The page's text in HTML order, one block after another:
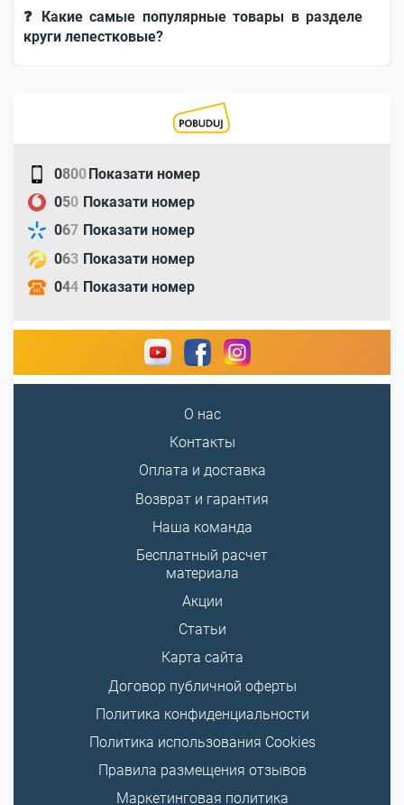
❓ Какие самые популярные товары в разделе
круги лепестковые?
0800Показати номер
050 Показати номер
067 Показати номер
063 Показати номер
044 Показати номер
О нас
Контакты
Оплата и доставка
Возврат и гарантия
Наша команда
Бесплатный расчет
материала
Акции
Статьи
Карта сайта
Договор публичной оферты
Политика конфиденциальности
Политика использования Cookies
Правила размещения отзывов
Маркетинговая политика